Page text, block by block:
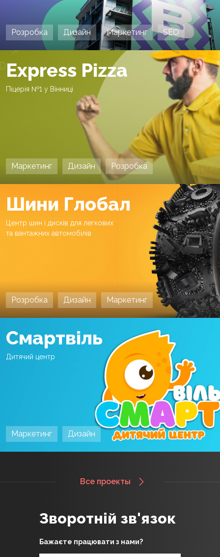
Розробка Дизайн Маркетинг SEO
Маркетинг Дизайн Розробка
Express Pizza
Піцерія №1 у Вінниці
Розробка Дизайн Маркетинг
Шини Глобал
Центр шин і дисків для легкових
та вантажних автомобілів
Маркетинг Дизайн
Смартвіль
Дитячий центр
Все проекты
Зворотній зв'язок
Бажаєте працювати з нами?